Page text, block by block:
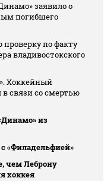
заявило о
погибшего
по факту
владивостокского
Хоккейный
связи со смертью
из
«Филадельфией»
чем Леброну
хоккея